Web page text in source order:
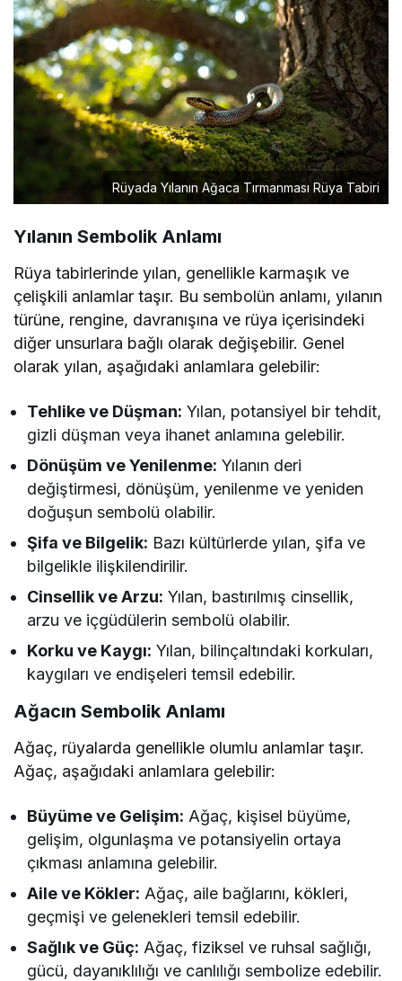
Rüyada Yılanın Ağaca Tırmanması Rüya Tabiri
Yılanın Sembolik Anlamı
Rüya tabirlerinde yılan, genellikle karmaşık ve
çelişkili anlamlar taşır. Bu sembolün anlamı, yılanın
türüne, rengine, davranışına ve rüya içerisindeki
diğer unsurlara bağlı olarak değişebilir. Genel
olarak yılan, aşağıdaki anlamlara gelebilir:
Tehlike ve Düşman: Yılan, potansiyel bir tehdit,
gizli düşman veya ihanet anlamına gelebilir.
Dönüşüm ve Yenilenme: Yılanın deri
değiştirmesi, dönüşüm, yenilenme ve yeniden
doğuşun sembolü olabilir.
Şifa ve Bilgelik: Bazı kültürlerde yılan, şifa ve
bilgelikle ilişkilendirilir.
Cinsellik ve Arzu: Yılan, bastırılmış cinsellik,
arzu ve içgüdülerin sembolü olabilir.
Korku ve Kaygı: Yılan, bilinçaltındaki korkuları,
kaygıları ve endişeleri temsil edebilir.
Ağacın Sembolik Anlamı
Ağaç, rüyalarda genellikle olumlu anlamlar taşır.
Ağaç, aşağıdaki anlamlara gelebilir:
Büyüme ve Gelişim: Ağaç, kişisel büyüme,
gelişim, olgunlaşma ve potansiyelin ortaya
çıkması anlamına gelebilir.
Aile ve Kökler: Ağaç, aile bağlarını, kökleri,
geçmişi ve gelenekleri temsil edebilir.
Sağlık ve Güç: Ağaç, fiziksel ve ruhsal sağlığı,
gücü, dayanıklılığı ve canlılığı sembolize edebilir.